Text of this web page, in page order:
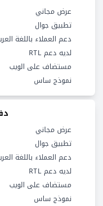
عرض مجاني
تطبيق جوال
دعم العملاء باللغة
لديه دعم RTL
مستضاف على الويب
نموذج ساس
عرض مجاني
تطبيق جوال
دعم العملاء باللغة
لديه دعم RTL
مستضاف على الويب
نموذج ساس